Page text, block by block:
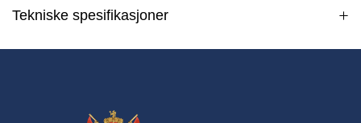
Tekniske spesifikasjoner